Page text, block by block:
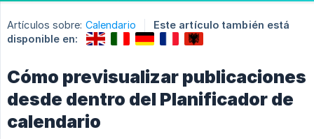
Artículos sobre: Calendario
Este artículo también está
disponible en:
Cómo previsualizar publicaciones
desde dentro del Planificador de
calendario